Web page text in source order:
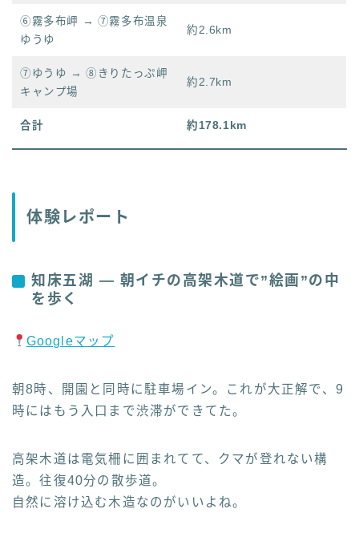
⑥霧多布岬 → ⑦霧多布温泉
ゆうゆ
約2.6km
⑦ゆうゆ → ⑧きりたっぷ岬
キャンプ場
約2.7km
合計 約178.1km
体験レポート
知床五湖 — 朝イチの高架木道で”絵画”の中
を歩く
Googleマップ
朝8時、開園と同時に駐車場イン。これが大正解で、9
時にはもう入口まで渋滞ができてた。
高架木道は電気柵に囲まれてて、クマが登れない構
造。往復40分の散歩道。
自然に溶け込む木造なのがいいよね。